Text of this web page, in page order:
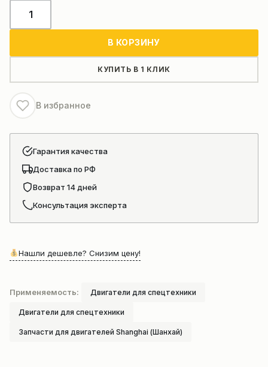
товара
C6121ZG50(4110000166)
В КОРЗИНУ
КУПИТЬ В 1 КЛИК
В избранное
Гарантия качества
Доставка по РФ
Возврат 14 дней
Консультация эксперта
Нашли дешевле? Снизим цену!
Применяемость: Двигатели для спецтехники
Двигатели для спецтехники
Запчасти для двигателей Shanghai (Шанхай)